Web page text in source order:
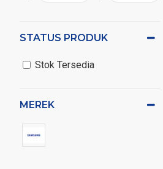
MEREK
STATUS PRODUK
Stok Tersedia